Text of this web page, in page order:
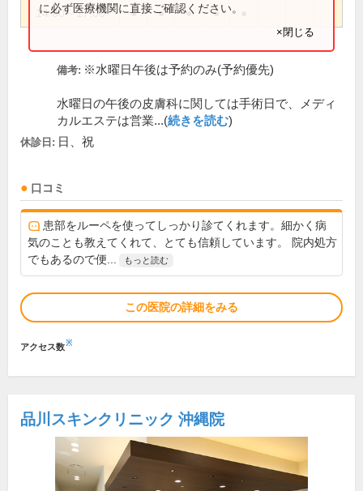
14:00～17:00 ● ● ● ●
に必ず医療機関に直接ご確認ください。
×閉じる
備考: ※水曜日午後は予約のみ(予約優先)
水曜日の午後の皮膚科に関しては手術日で、メディ
カルエステは営業...(続きを読む)
休診日: 日、祝
口コミ
患部をルーペを使ってしっかり診てくれます。細かく病
気のことも教えてくれて、とても信頼しています。 院内処方
でもあるので便...
もっと読む
この医院の詳細をみる
アクセス数※
品川スキンクリニック 沖縄院